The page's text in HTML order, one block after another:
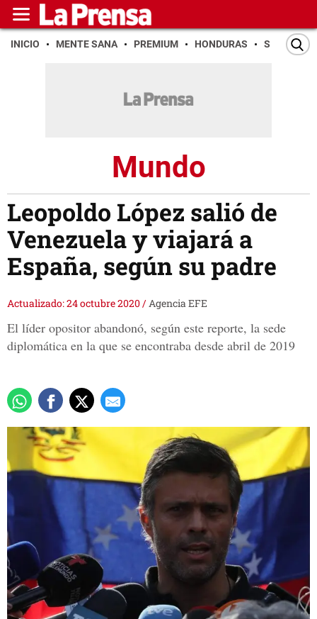
INICIO MENTE SANA PREMIUM HONDURAS SAN PEDRO
Mundo
Leopoldo López salió de
Venezuela y viajará a
España, según su padre
Actualizado: 24 octubre 2020/Agencia EFE
El líder opositor abandonó, según este reporte, la sede
diplomática en la que se encontraba desde abril de 2019